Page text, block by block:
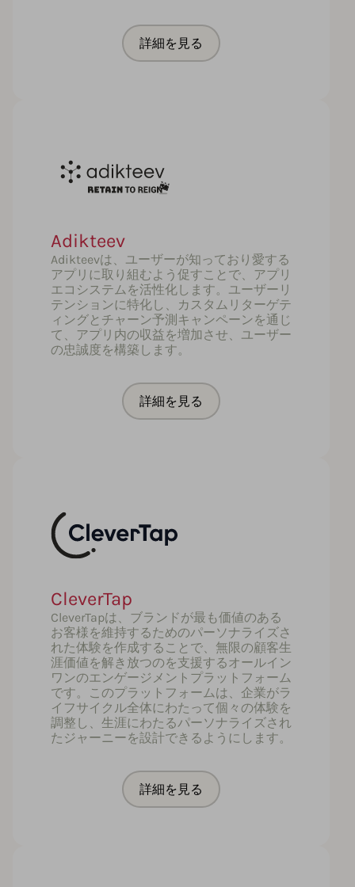
詳細を見る
Adikteev
Adikteevは、ユーザーが知っており愛する
アプリに取り組むよう促すことで、アプリ
エコシステムを活性化します。ユーザーリ
テンションに特化し、カスタムリターゲテ
ィングとチャーン予測キャンペーンを通じ
て、アプリ内の収益を増加させ、ユーザー
の忠誠度を構築します。
詳細を見る
CleverTap
CleverTapは、ブランドが最も価値のある
お客様を維持するためのパーソナライズさ
れた体験を作成することで、無限の顧客生
涯価値を解き放つのを支援するオールイン
ワンのエンゲージメントプラットフォーム
です。このプラットフォームは、企業がラ
イフサイクル全体にわたって個々の体験を
調整し、生涯にわたるパーソナライズされ
たジャーニーを設計できるようにします。
詳細を見る